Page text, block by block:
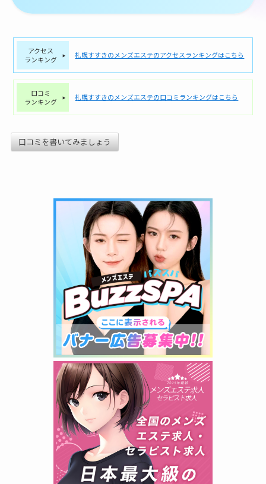
アクセス
ランキング
札幌すすきのメンズエステのアクセスランキングはこちら
口コミ
ランキング
札幌すすきのメンズエステの口コミランキングはこちら
口コミを書いてみましょう